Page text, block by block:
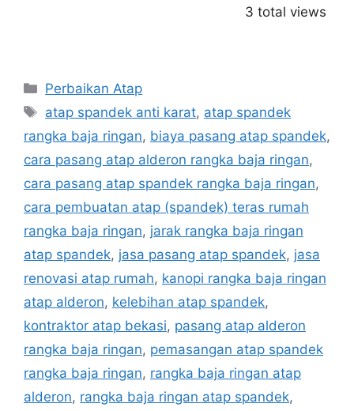
3 total views
Categories
Perbaikan Atap
Tags
atap spandek anti karat, atap spandek
rangka baja ringan, biaya pasang atap spandek,
cara pasang atap alderon rangka baja ringan,
cara pasang atap spandek rangka baja ringan,
cara pembuatan atap (spandek) teras rumah
rangka baja ringan, jarak rangka baja ringan
atap spandek, jasa pasang atap spandek, jasa
renovasi atap rumah, kanopi rangka baja ringan
atap alderon, kelebihan atap spandek,
kontraktor atap bekasi, pasang atap alderon
rangka baja ringan, pemasangan atap spandek
rangka baja ringan, rangka baja ringan atap
alderon, rangka baja ringan atap spandek,